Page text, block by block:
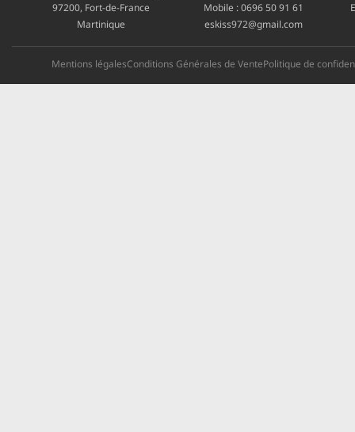
97200, Fort-de-France
Martinique
Mobile :0696 50 91 61
eskiss972@gmail.com
Mentions légalesConditions Générales de VentePolitique de